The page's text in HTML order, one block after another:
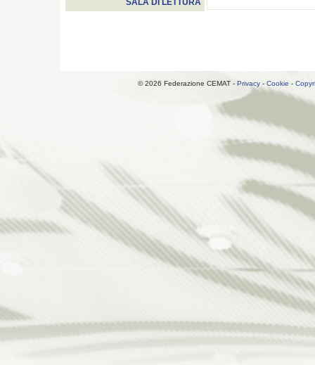
SALA DI LETTURA
© 2026 Federazione CEMAT - Privacy- Cookie -